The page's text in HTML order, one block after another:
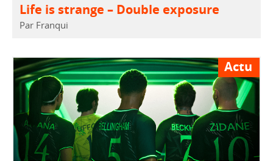
Life is strange – Double exposure
Par Franqui
Actu